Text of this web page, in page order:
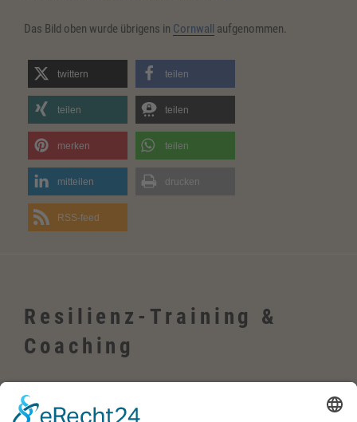
Das Bild oben wurde übrigens in Cornwall aufgenommen.
twittern teilen
teilen teilen
merken teilen
mitteilen drucken
RSS-feed
Resilienz-Training &
Coaching
Wehrheim, Usingen, Neu-Anspach, Schmitten, Bad Homburg,